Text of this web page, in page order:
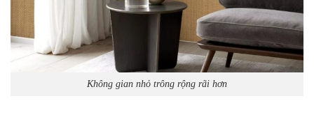
Không gian nhỏ trông rộng rãi hơn